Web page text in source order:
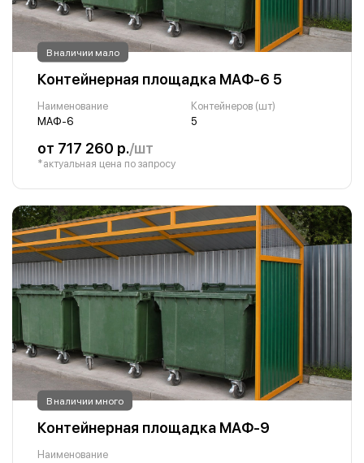
В наличии мало
Контейнерная площадка МАФ-6 5
Наименование
МАФ-6
Контейнеров (шт)
5
от 717 260 р./шт
*актуальная цена по запросу
В наличии много
Контейнерная площадка МАФ-9
Наименование